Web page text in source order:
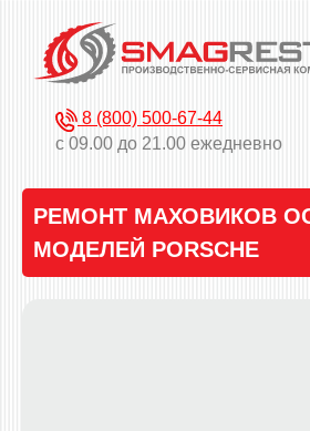
8 (800) 500-67-44
с 09.00 до 21.00 ежедневно
РЕМОНТ МАХОВИКОВ
МОДЕЛЕЙ PORSCHE